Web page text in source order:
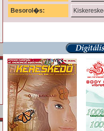
Besorol�s: